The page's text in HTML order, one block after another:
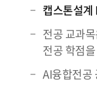
캡스톤설
전공 교과
전공 학점
AI융합전공